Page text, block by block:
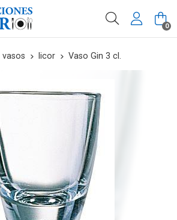
Buscar 0
vasos licor Vaso Gin 3 cl.